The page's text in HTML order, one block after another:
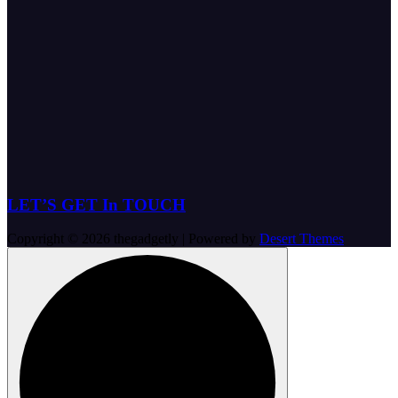
LET’S GET In TOUCH
Copyright © 2026 thegadgetly | Powered by Desert Themes